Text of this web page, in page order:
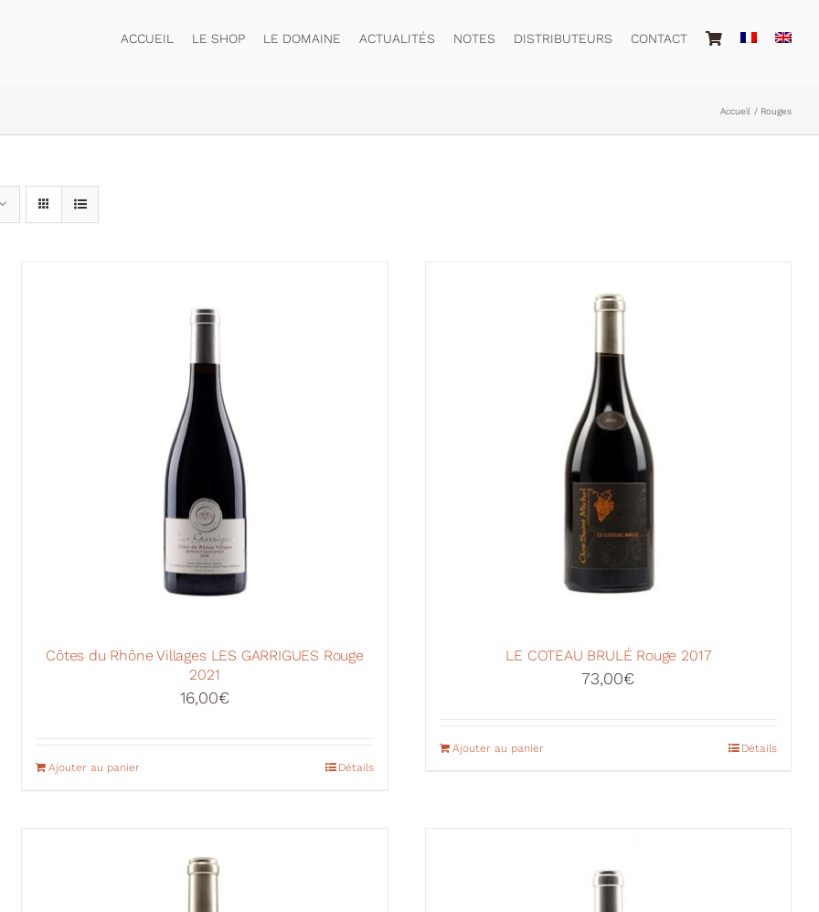
ACCUEIL LE SHOP LE DOMAINE ACTUALITÉS NOTES DISTRIBUTEURS CONTACT
Accueil Rouges
Côtes du Rhône Villages LES GARRIGUES Rouge
2021
16,00€
Ajouter au panier Détails
LE COTEAU BRULÉ Rouge 2017
73,00€
Ajouter au panier Détails